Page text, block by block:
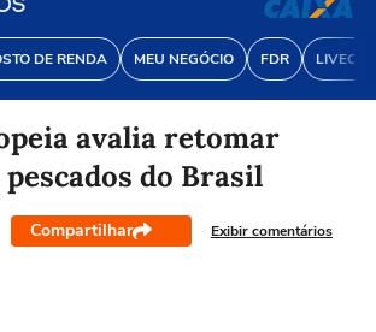
DE RENDA MEU NEGÓCIO FDR
avalia retomar
do Brasil
Compartilhar Exibir comentários